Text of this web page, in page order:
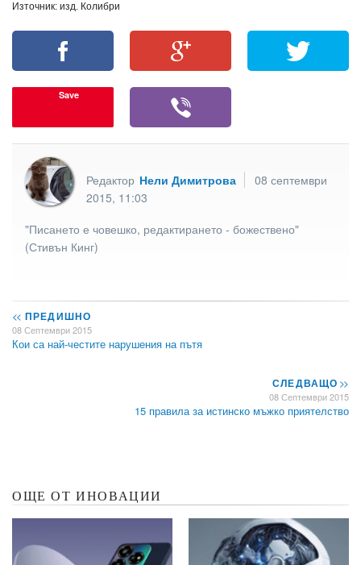
Източник: изд. Колибри
Save
Редактор Нели Димитрова
08 септември
2015, 11:03
"Писането е човешко, редактирането - божествено"
(Стивън Кинг)
<< ПРЕДИШНО
08 Септември 2015
Кои са най-честите нарушения на пътя
СЛЕДВАЩО>>
08 Септември 2015
15 правила за истинско мъжко приятелство
ОЩЕ ОТ ИНОВАЦИИ